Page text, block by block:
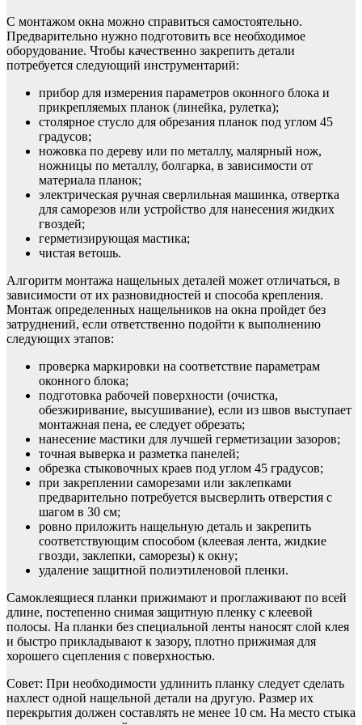
С монтажом окна можно справиться самостоятельно.
Предварительно нужно подготовить все необходимое
оборудование. Чтобы качественно закрепить детали
потребуется следующий инструментарий:
прибор для измерения параметров оконного блока и
прикрепляемых планок (линейка, рулетка);
столярное стусло для обрезания планок под углом 45
градусов;
ножовка по дереву или по металлу, малярный нож,
ножницы по металлу, болгарка, в зависимости от
материала планок;
электрическая ручная сверлильная машинка, отвертка
для саморезов или устройство для нанесения жидких
гвоздей;
герметизирующая мастика;
чистая ветошь.
Алгоритм монтажа нащельных деталей может отличаться, в
зависимости от их разновидностей и способа крепления.
Монтаж определенных нащельников на окна пройдет без
затруднений, если ответственно подойти к выполнению
следующих этапов:
проверка маркировки на соответствие параметрам
оконного блока;
подготовка рабочей поверхности (очистка,
обезжиривание, высушивание), если из швов выступает
монтажная пена, ее следует обрезать;
нанесение мастики для лучшей герметизации зазоров;
точная выверка и разметка панелей;
обрезка стыковочных краев под углом 45 градусов;
при закреплении саморезами или заклепками
предварительно потребуется высверлить отверстия с
шагом в 30 см;
ровно приложить нащельную деталь и закрепить
соответствующим способом (клеевая лента, жидкие
гвозди, заклепки, саморезы) к окну;
удаление защитной полиэтиленовой пленки.
Самоклеящиеся планки прижимают и проглаживают по всей
длине, постепенно снимая защитную пленку с клеевой
полосы. На планки без специальной ленты наносят слой клея
и быстро прикладывают к зазору, плотно прижимая для
хорошего сцепления с поверхностью.
Совет: При необходимости удлинить планку следует сделать
нахлест одной нащельной детали на другую. Размер их
перекрытия должен составлять не менее 10 см. На место стыка